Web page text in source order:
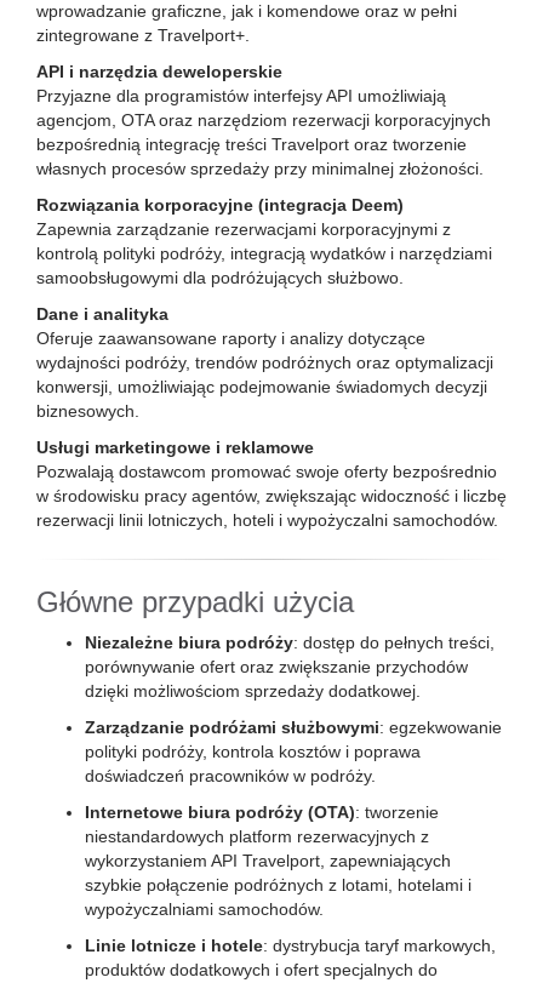
wprowadzanie graficzne, jak i komendowe oraz w pełni
zintegrowane z Travelport+.
API i narzędzia deweloperskie
Przyjazne dla programistów interfejsy API umożliwiają
agencjom, OTA oraz narzędziom rezerwacji korporacyjnych
bezpośrednią integrację treści Travelport oraz tworzenie
własnych procesów sprzedaży przy minimalnej złożoności.
Rozwiązania korporacyjne (integracja Deem)
Zapewnia zarządzanie rezerwacjami korporacyjnymi z
kontrolą polityki podróży, integracją wydatków i narzędziami
samoobsługowymi dla podróżujących służbowo.
Dane i analityka
Oferuje zaawansowane raporty i analizy dotyczące
wydajności podróży, trendów podróżnych oraz optymalizacji
konwersji, umożliwiając podejmowanie świadomych decyzji
biznesowych.
Usługi marketingowe i reklamowe
Pozwalają dostawcom promować swoje oferty bezpośrednio
w środowisku pracy agentów, zwiększając widoczność i liczbę
rezerwacji linii lotniczych, hoteli i wypożyczalni samochodów.
Główne przypadki użycia
Niezależne biura podróży: dostęp do pełnych treści,
porównywanie ofert oraz zwiększanie przychodów
dzięki możliwościom sprzedaży dodatkowej.
Zarządzanie podróżami służbowymi: egzekwowanie
polityki podróży, kontrola kosztów i poprawa
doświadczeń pracowników w podróży.
Internetowe biura podróży (OTA): tworzenie
niestandardowych platform rezerwacyjnych z
wykorzystaniem API Travelport, zapewniających
szybkie połączenie podróżnych z lotami, hotelami i
wypożyczalniami samochodów.
Linie lotnicze i hotele: dystrybucja taryf markowych,
produktów dodatkowych i ofert specjalnych do